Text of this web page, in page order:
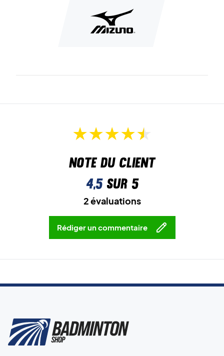
Note du client
4,5sur 5
2 évaluations
Rédiger un commentaire